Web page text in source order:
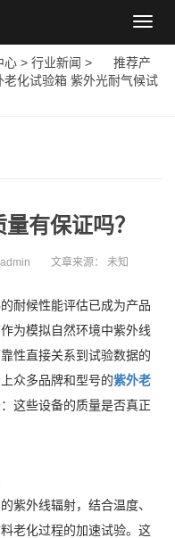
导
菜
单
心 > 行业新闻 > 推荐产
老化试验箱 紫外光耐气候试
有保证吗？
admin 文章来源： 未知
耐候性能评估已成为产品
为模拟自然环境中紫外线
性直接关系到试验数据的
众多品牌和型号的紫外老
这些设备的质量是否真正
紫外线辐射，结合温度、
老化过程的加速试验。这